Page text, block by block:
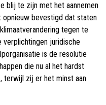
blij te zijn met het aannemen
bevestigd dat staten
tegen te
verplichtingen juridische
is de resolutie
die nu al het hardst
terwijl zij er het minst aan